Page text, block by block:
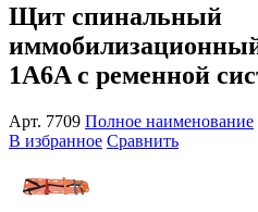
Щит спинальный
1A6A с ременной
Арт. 7709 Полное наименование
В избранное Сравнить